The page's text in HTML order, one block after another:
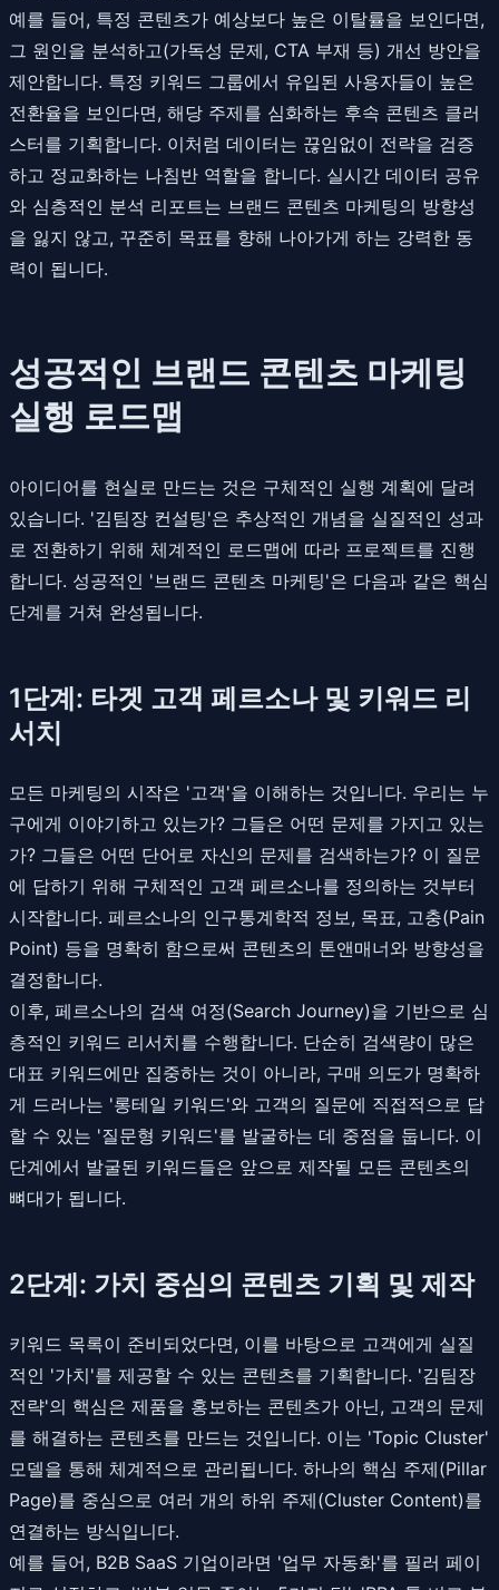
예를 들어, 특정 콘텐츠가 예상보다 높은 이탈률을 보인다면,
그 원인을 분석하고(가독성 문제, CTA 부재 등) 개선 방안을
제안합니다. 특정 키워드 그룹에서 유입된 사용자들이 높은
전환율을 보인다면, 해당 주제를 심화하는 후속 콘텐츠 클러
스터를 기획합니다. 이처럼 데이터는 끊임없이 전략을 검증
하고 정교화하는 나침반 역할을 합니다. 실시간 데이터 공유
와 심층적인 분석 리포트는 브랜드 콘텐츠 마케팅의 방향성
을 잃지 않고, 꾸준히 목표를 향해 나아가게 하는 강력한 동
력이 됩니다.
성공적인 브랜드 콘텐츠 마케팅
실행 로드맵
아이디어를 현실로 만드는 것은 구체적인 실행 계획에 달려
있습니다. '김팀장 컨설팅'은 추상적인 개념을 실질적인 성과
로 전환하기 위해 체계적인 로드맵에 따라 프로젝트를 진행
합니다. 성공적인 '브랜드 콘텐츠 마케팅'은 다음과 같은 핵심
단계를 거쳐 완성됩니다.
1단계: 타겟 고객 페르소나 및 키워드 리
서치
모든 마케팅의 시작은 '고객'을 이해하는 것입니다. 우리는 누
구에게 이야기하고 있는가? 그들은 어떤 문제를 가지고 있는
가? 그들은 어떤 단어로 자신의 문제를 검색하는가? 이 질문
에 답하기 위해 구체적인 고객 페르소나를 정의하는 것부터
시작합니다. 페르소나의 인구통계학적 정보, 목표, 고충(Pain
Point) 등을 명확히 함으로써 콘텐츠의 톤앤매너와 방향성을
결정합니다.
이후, 페르소나의 검색 여정(Search Journey)을 기반으로 심
층적인 키워드 리서치를 수행합니다. 단순히 검색량이 많은
대표 키워드에만 집중하는 것이 아니라, 구매 의도가 명확하
게 드러나는 '롱테일 키워드'와 고객의 질문에 직접적으로 답
할 수 있는 '질문형 키워드'를 발굴하는 데 중점을 둡니다. 이
단계에서 발굴된 키워드들은 앞으로 제작될 모든 콘텐츠의
뼈대가 됩니다.
2단계: 가치 중심의 콘텐츠 기획 및 제작
키워드 목록이 준비되었다면, 이를 바탕으로 고객에게 실질
적인 '가치'를 제공할 수 있는 콘텐츠를 기획합니다. '김팀장
전략'의 핵심은 제품을 홍보하는 콘텐츠가 아닌, 고객의 문제
를 해결하는 콘텐츠를 만드는 것입니다. 이는 'Topic Cluster'
모델을 통해 체계적으로 관리됩니다. 하나의 핵심 주제(Pillar
Page)를 중심으로 여러 개의 하위 주제(Cluster Content)를
연결하는 방식입니다.
예를 들어, B2B SaaS 기업이라면 '업무 자동화'를 필러 페이